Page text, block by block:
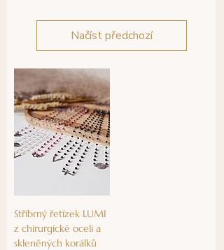
Načíst předchozí
Stříbrný řetízek LUMI
z chirurgické oceli a
skleněných korálků